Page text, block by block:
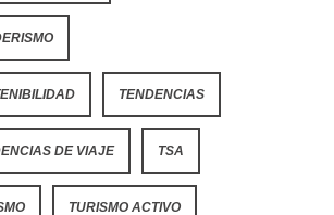
TENDENCIAS
DE VIAJE TSA
TURISMO ACTIVO